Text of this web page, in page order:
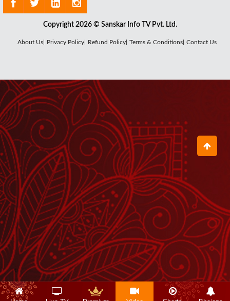
जब आप पूरे विधि-विधान से योग करते हैं तो
ॐ का सुमिरन किया करो प्रभु के सहारे जियो
करो
July 23, 2026
आचार्य बालकृष्ण जी के जन्मदिवस पर उनकी
दीर्घायु के लिए स्वामी जी ने किया हवन
August 04, 2026
हे राम हे राम Hey Ram Hey Ram
August 03, 2026
हम 99 प्रतिशत अपनी निजता को भूल चुके हैं
July 21, 2026
Copyright 2026 © Sanskar Info TV Pvt. Ltd.
About Us| Privacy Policy| Refund Policy| Terms & Conditions| Contact Us